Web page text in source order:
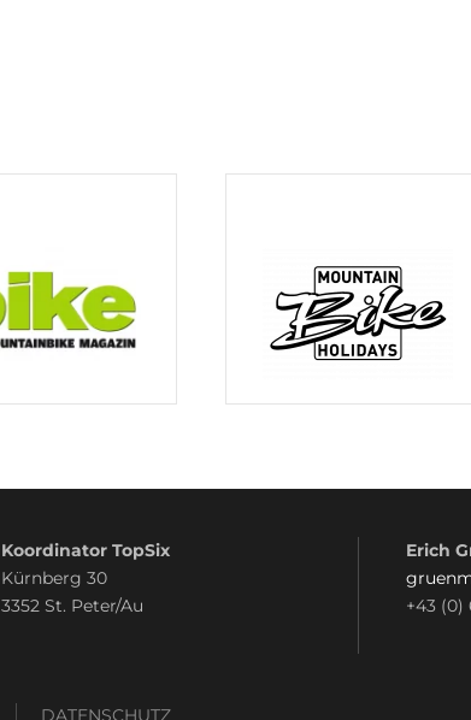
Koordinator TopSix
Kürnberg 30
3352 St. Peter/Au
Erich
+43 (0)
DATENSCHUTZ